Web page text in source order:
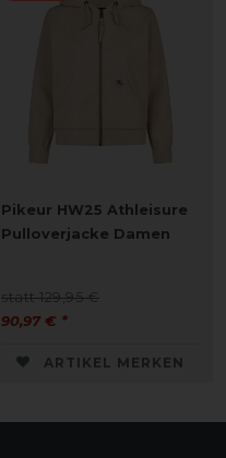
Pikeur HW25 Athleisure
Pulloverjacke Damen
statt 129,95 €
90,97 € *
ARTIKEL MERKEN